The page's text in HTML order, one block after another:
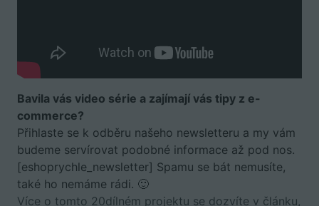
Bavila vás video série a zajímají vás tipy z e-
commerce?
Přihlaste se k odběru našeho newsletteru a my vám
budeme servírovat podobné informace až pod nos.
[eshoprychle_newsletter] Spamu se bát nemusíte,
také ho nemáme rádi. 🙂
Více o tomto 20dílném projektu se dozvíte v článku,